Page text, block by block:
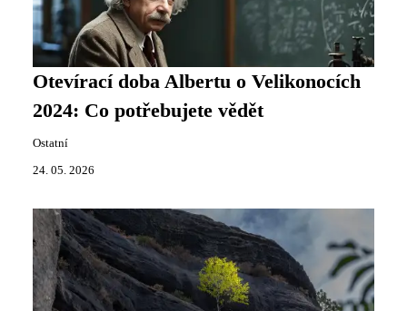
Otevírací doba Albertu o Velikonocích
2024: Co potřebujete vědět
Ostatní
24. 05. 2026